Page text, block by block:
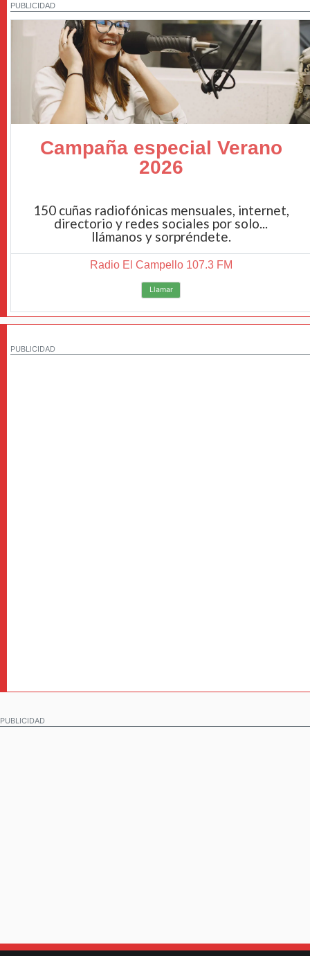
PUBLICIDAD
Campaña especial Verano
2026
150 cuñas radiofónicas mensuales, internet,
directorio y redes sociales por solo...
llámanos y sorpréndete.
Radio El Campello 107.3 FM
Llamar
PUBLICIDAD
PUBLICIDAD